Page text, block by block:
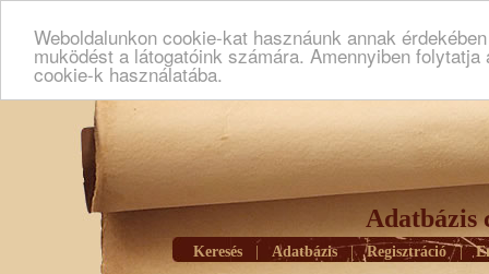
Weboldalunkon cookie-kat hasznáunk annak
muködést a látogatóink számára. Amennyiben
cookie-k használatába.
Adatbázis
Keresés Adatbázis | Regisztráció |